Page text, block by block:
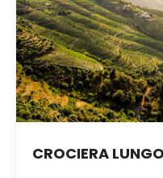
CROCIERA